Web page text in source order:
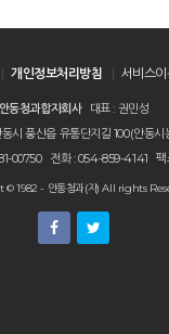
개인정보처리방침 서비스
안동청과합자회사
대표 : 권민성
시 풍산읍 유통단지길 100(안동시
00750
전화 : 054-859-4141
1982 - 안동청과(자) All rights